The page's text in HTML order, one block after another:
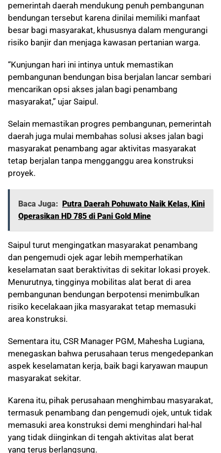
pemerintah daerah mendukung penuh pembangunan
bendungan tersebut karena dinilai memiliki manfaat
besar bagi masyarakat, khususnya dalam mengurangi
risiko banjir dan menjaga kawasan pertanian warga.
“Kunjungan hari ini intinya untuk memastikan
pembangunan bendungan bisa berjalan lancar sembari
mencarikan opsi akses jalan bagi penambang
masyarakat,” ujar Saipul.
Selain memastikan progres pembangunan, pemerintah
daerah juga mulai membahas solusi akses jalan bagi
masyarakat penambang agar aktivitas masyarakat
tetap berjalan tanpa mengganggu area konstruksi
proyek.
Baca Juga: Putra Daerah Pohuwato Naik Kelas, Kini
Operasikan HD 785 di Pani Gold Mine
Saipul turut mengingatkan masyarakat penambang
dan pengemudi ojek agar lebih memperhatikan
keselamatan saat beraktivitas di sekitar lokasi proyek.
Menurutnya, tingginya mobilitas alat berat di area
pembangunan bendungan berpotensi menimbulkan
risiko kecelakaan jika masyarakat tetap memasuki
area konstruksi.
Sementara itu, CSR Manager PGM, Mahesha Lugiana,
menegaskan bahwa perusahaan terus mengedepankan
aspek keselamatan kerja, baik bagi karyawan maupun
masyarakat sekitar.
Karena itu, pihak perusahaan menghimbau masyarakat,
termasuk penambang dan pengemudi ojek, untuk tidak
memasuki area konstruksi demi menghindari hal-hal
yang tidak diinginkan di tengah aktivitas alat berat
yang terus berlangsung.